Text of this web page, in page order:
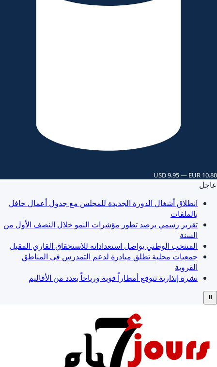
USD 9.95 — EUR 10.80
عاجل
انطلاق أشغال الدورة الجديدة للمجلس مع جدول أعمال حافل
بالملفات
تقرير رسمي يرصد تطور مؤشرات النمو خلال النصف الأول من
السنة
المنتخب الوطني يواصل استعداداته للاستحقاق القاري المقبل
جمعيات محلية تطلق مبادرة لدعم التمدرس في المناطق
القروية
نشرة إنذارية تتوقع أمطاراً قوية ورياحاً بعدد من الأقاليم
⏸